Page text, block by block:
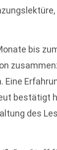
bis
Eine
bestätigt
des